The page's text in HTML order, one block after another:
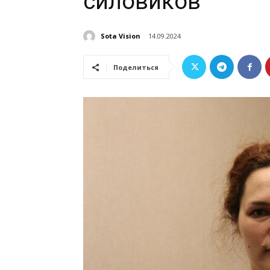
Sota Vision 14.09.2024
Поделиться